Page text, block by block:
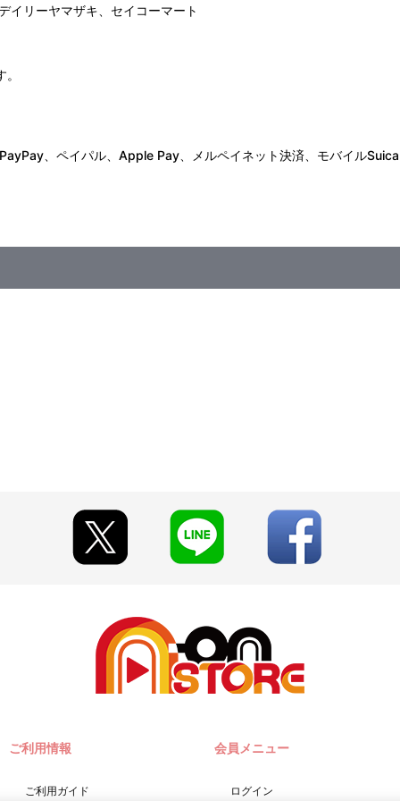
イリーヤマザキ、セイコーマート
、ペイパル、Apple Pay、メルペイネット決済、モバイルSuica
ご利用情報
ご利用ガイド
会員メニュー
ログイン